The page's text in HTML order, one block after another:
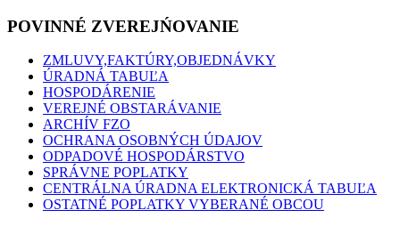
POVINNÉ ZVEREJŃOVANIE
ZMLUVY,FAKTÚRY,OBJEDNÁVKY
ÚRADNÁ TABUĽA
HOSPODÁRENIE
VEREJNÉ OBSTARÁVANIE
ARCHÍV FZO
OCHRANA OSOBNÝCH ÚDAJOV
ODPADOVÉ HOSPODÁRSTVO
SPRÁVNE POPLATKY
CENTRÁLNA ÚRADNA ELEKTRONICKÁ TABUĽA
OSTATNÉ POPLATKY VYBERANÉ OBCOU